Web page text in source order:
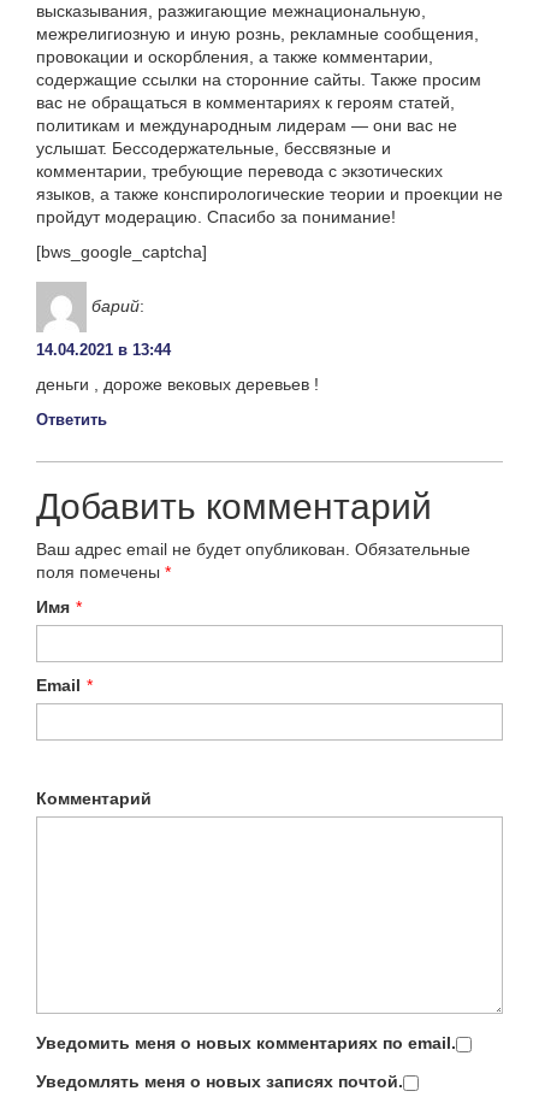
высказывания, разжигающие межнациональную,
межрелигиозную и иную рознь, рекламные сообщения,
провокации и оскорбления, а также комментарии,
содержащие ссылки на сторонние сайты. Также просим
вас не обращаться в комментариях к героям статей,
политикам и международным лидерам — они вас не
услышат. Бессодержательные, бессвязные и
комментарии, требующие перевода с экзотических
языков, а также конспирологические теории и проекции не
пройдут модерацию. Спасибо за понимание!
[bws_google_captcha]
барий:
14.04.2021 в 13:44
деньги , дороже вековых деревьев !
Ответить
Добавить комментарий
Ваш адрес email не будет опубликован. Обязательные
поля помечены *
Имя *
Email *
Комментарий
Уведомить меня о новых комментариях по email.
Уведомлять меня о новых записях почтой.